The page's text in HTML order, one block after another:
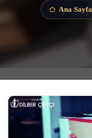
Ana Sayfa